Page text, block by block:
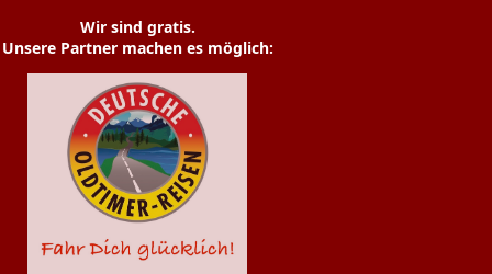
Wir sind gratis.
Unsere Partner machen es möglich: